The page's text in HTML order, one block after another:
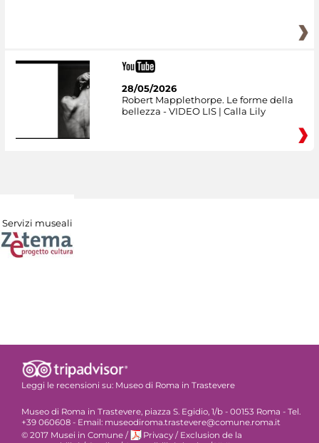
28/05/2026
Robert Mapplethorpe. Le forme della
bellezza - VIDEO LIS | Calla Lily
Servizi museali
Leggi le recensioni su: Museo di Roma in Trastevere
Museo di Roma in Trastevere, piazza S. Egidio, 1/b - 00153 Roma - Tel.
+39 060608 - Email: museodiroma.trastevere@comune.roma.it
© 2017 Musei in Comune / Privacy / Exclusion de la